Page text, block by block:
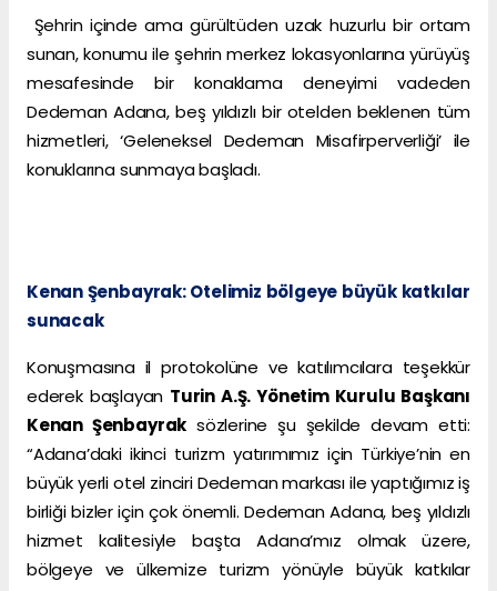
Şehrin içinde ama gürültüden uzak huzurlu bir ortam
sunan, konumu ile şehrin merkez lokasyonlarına yürüyüş
mesafesinde bir konaklama deneyimi vadeden
Dedeman Adana, beş yıldızlı bir otelden beklenen tüm
hizmetleri, ‘Geleneksel Dedeman Misafirperverliği’ ile
konuklarına sunmaya başladı.
Kenan Şenbayrak: Otelimiz bölgeye büyük katkılar
sunacak
Konuşmasına il protokolüne ve katılımcılara teşekkür
ederek başlayan Turin A.Ş. Yönetim Kurulu Başkanı
Kenan Şenbayrak sözlerine şu şekilde devam etti:
“Adana’daki ikinci turizm yatırımımız için Türkiye’nin en
büyük yerli otel zinciri Dedeman markası ile yaptığımız iş
birliği bizler için çok önemli. Dedeman Adana, beş yıldızlı
hizmet kalitesiyle başta Adana’mız olmak üzere,
bölgeye ve ülkemize turizm yönüyle büyük katkılar